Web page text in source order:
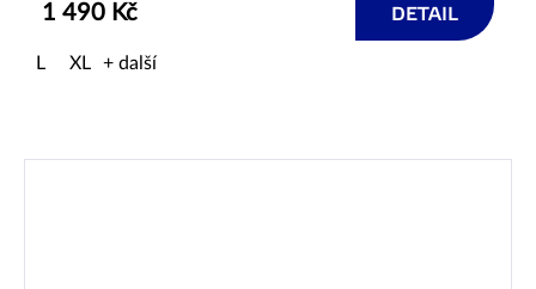
1 490 Kč DETAIL
L XL + další